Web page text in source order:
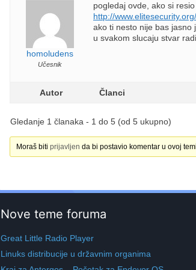
homoludens
Učesnik
pogledaj ovde, ako si
http://
ako ti nesto nije bas jasno
u svakom slucaju stvar radi.
Autor Članci
Gledanje 1 članaka - 1 do 5 (od 5 ukupno)
Moraš bitiprijavljen da bi postavio komentar u ovoj temi.
Nove teme foruma
Great Little Radio Player
Linuks distribucije u državnim organima